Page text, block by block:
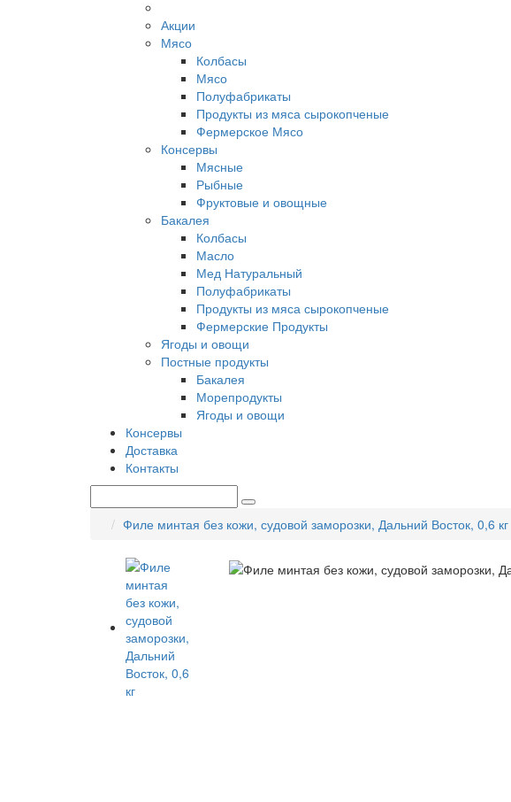
Акции
Мясо
Колбасы
Мясо
Полуфабрикаты
Продукты из мяса сырокопченые
Фермерское Мясо
Консервы
Мясные
Рыбные
Фруктовые и овощные
Бакалея
Колбасы
Масло
Мед Натуральный
Полуфабрикаты
Продукты из мяса сырокопченые
Фермерские Продукты
Ягоды и овощи
Постные продукты
Бакалея
Морепродукты
Ягоды и овощи
Консервы
Доставка
Контакты
Филе минтая без кожи, судовой заморозки, Дальний Восток, 0,6 кг